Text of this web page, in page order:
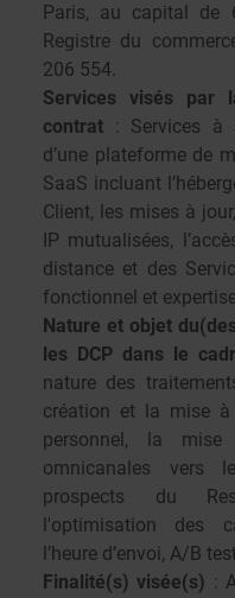
Paris, au capital de
Registre du
206 554.
Services visés par
contrat : Services à
d’une plateforme de
SaaS incluant
Client, les mises à
IP mutualisées,
distance et des
fonctionnel et
Nature et objet
les DCP dans le
nature des
création et la mise
personnel, la
omnicanales vers
prospects du
l'optimisation des
l’heure d’envoi, A/B
Finalité(s) visée(s) :